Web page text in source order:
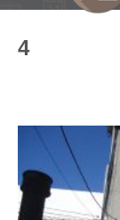
4